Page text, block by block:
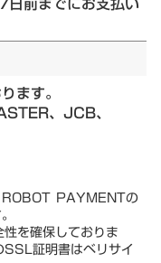
ます。
、JCB、
ROBOT PAYMENTの
を確保しておりま
証明書はベリサイ